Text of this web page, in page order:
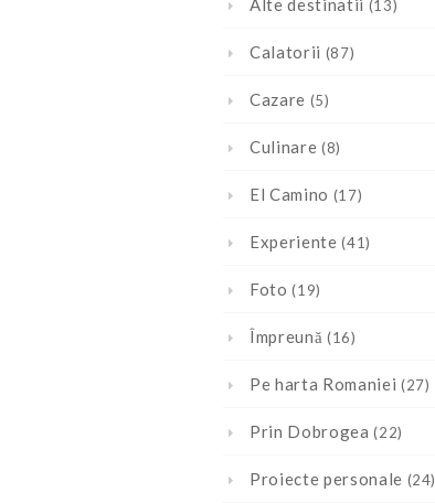
Alte destinatii (13)
Calatorii (87)
Cazare (5)
Culinare (8)
El Camino (17)
Experiente (41)
Foto (19)
Împreună (16)
Pe harta Romaniei (27)
Prin Dobrogea (22)
Proiecte personale (24)